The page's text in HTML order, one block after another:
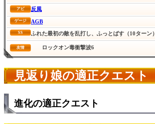
アビ 反風
ゲージ AGB
SS ふれた最初の敵を乱打し、ふっとばす（10ターン）
友情 ロックオン毒衝撃波6
見返り娘の適正クエスト
進化の適正クエスト